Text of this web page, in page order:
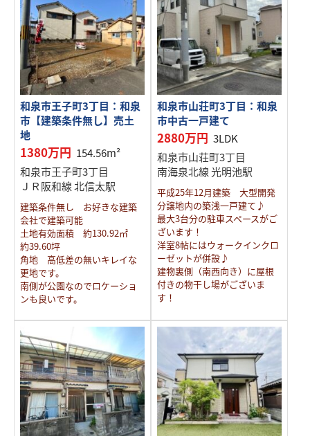
和泉市王子町3丁目：和泉
市【建築条件無し】売土
地
1380万円 154.56m²
和泉市王子町3丁目
ＪＲ阪和線 北信太駅
建築条件無し お好きな建築
会社で建築可能
土地有効面積 約130.92㎡
約39.60坪
角地 高低差の無いキレイな
更地です。
南側が公園なのでロケーショ
ンも良いです。
和泉市山荘町3丁目：和泉
市中古一戸建て
2880万円 3LDK
和泉市山荘町3丁目
南海泉北線 光明池駅
平成25年12月建築 大型開発
分譲地内の築浅一戸建て♪
最大3台分の駐車スペースがご
ざいます！
洋室8帖にはウォークインクロ
ーゼットが併設♪
建物裏側（南西向き）に屋根
付きの物干し場がございま
す！